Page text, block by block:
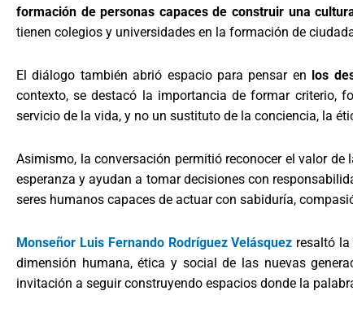
formación de personas capaces de construir una
tienen colegios y universidades en la formación de
El diálogo también abrió espacio para pensar en los
contexto, se destacó la importancia de formar criterio,
servicio de la vida, y no un sustituto de la conciencia, la
Asimismo, la conversación permitió reconocer el valor
esperanza y ayudan a tomar decisiones con
seres humanos capaces de actuar con sabiduría,
Monseñor Luis Fernando Rodríguez Velásquez resaltó
dimensión humana, ética y social de las nuevas
invitación a seguir construyendo espacios donde la